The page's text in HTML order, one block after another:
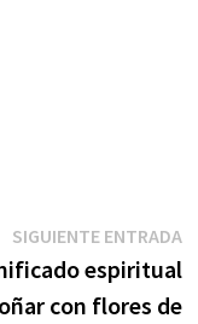
SIGUIENTE ENTRADA
espiritual
con flores de